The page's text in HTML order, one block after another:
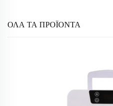
ΌΛΑ ΤΑ ΠΡΟΪΟΝΤΑ